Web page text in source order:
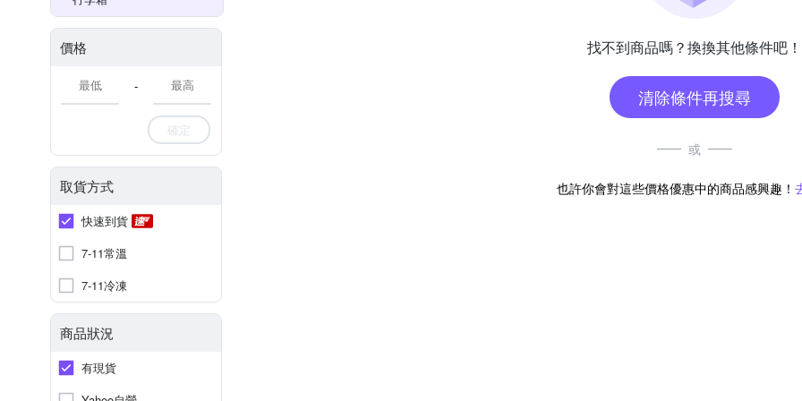
價格
-
確定
取貨方式
快速到貨
7-11常溫
7-11冷凍
商品狀況
有現貨
找不到商品嗎？換換其他條件吧！
清除條件再搜尋
或
也許你會對這些價格優惠中的商品感興趣！